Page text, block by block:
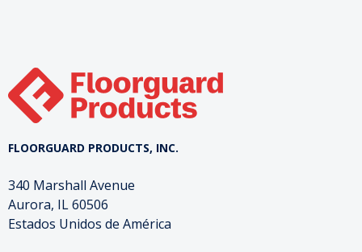
FLOORGUARD PRODUCTS, INC.
340 Marshall Avenue
Aurora, IL 60506
Estados Unidos de América